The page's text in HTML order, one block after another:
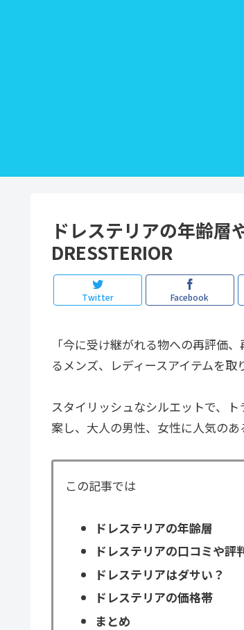
ドレステリアの年齢層
DRESSTERIOR
Twitter Facebook
「今に受け継がれる物への再評価
るメンズ、レディースアイテムを
スタイリッシュなシルエットで、
案し、大人の男性、女性に人気のあ
この記事では
ドレステリアの年齢層
ドレステリアの口コミや評
ドレステリアはダサい？
ドレステリアの価格帯
まとめ